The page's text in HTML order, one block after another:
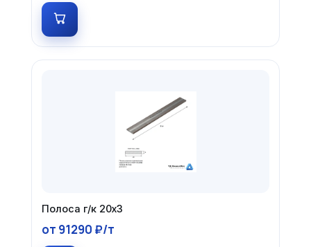
Полоса г/к 20х3
от 91290 ₽/т